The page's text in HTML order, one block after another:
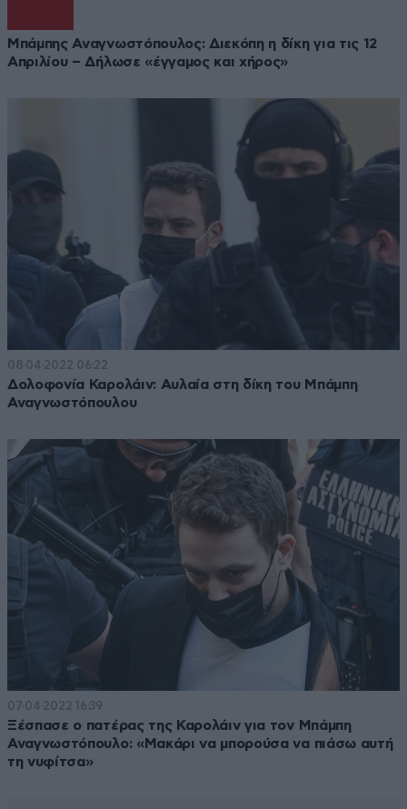
Μπάμπης Αναγνωστόπουλος: Διεκόπη η δίκη για τις 12
Απριλίου – Δήλωσε «έγγαμος και χήρος»
08·04·2022 06:22
Δολοφονία Καρολάιν: Αυλαία στη δίκη του Μπάμπη
Αναγνωστόπουλου
07·04·2022 16:39
Ξέσπασε ο πατέρας της Καρολάιν για τον Μπάμπη
Αναγνωστόπουλο: «Μακάρι να μπορούσα να πιάσω αυτή
τη νυφίτσα»